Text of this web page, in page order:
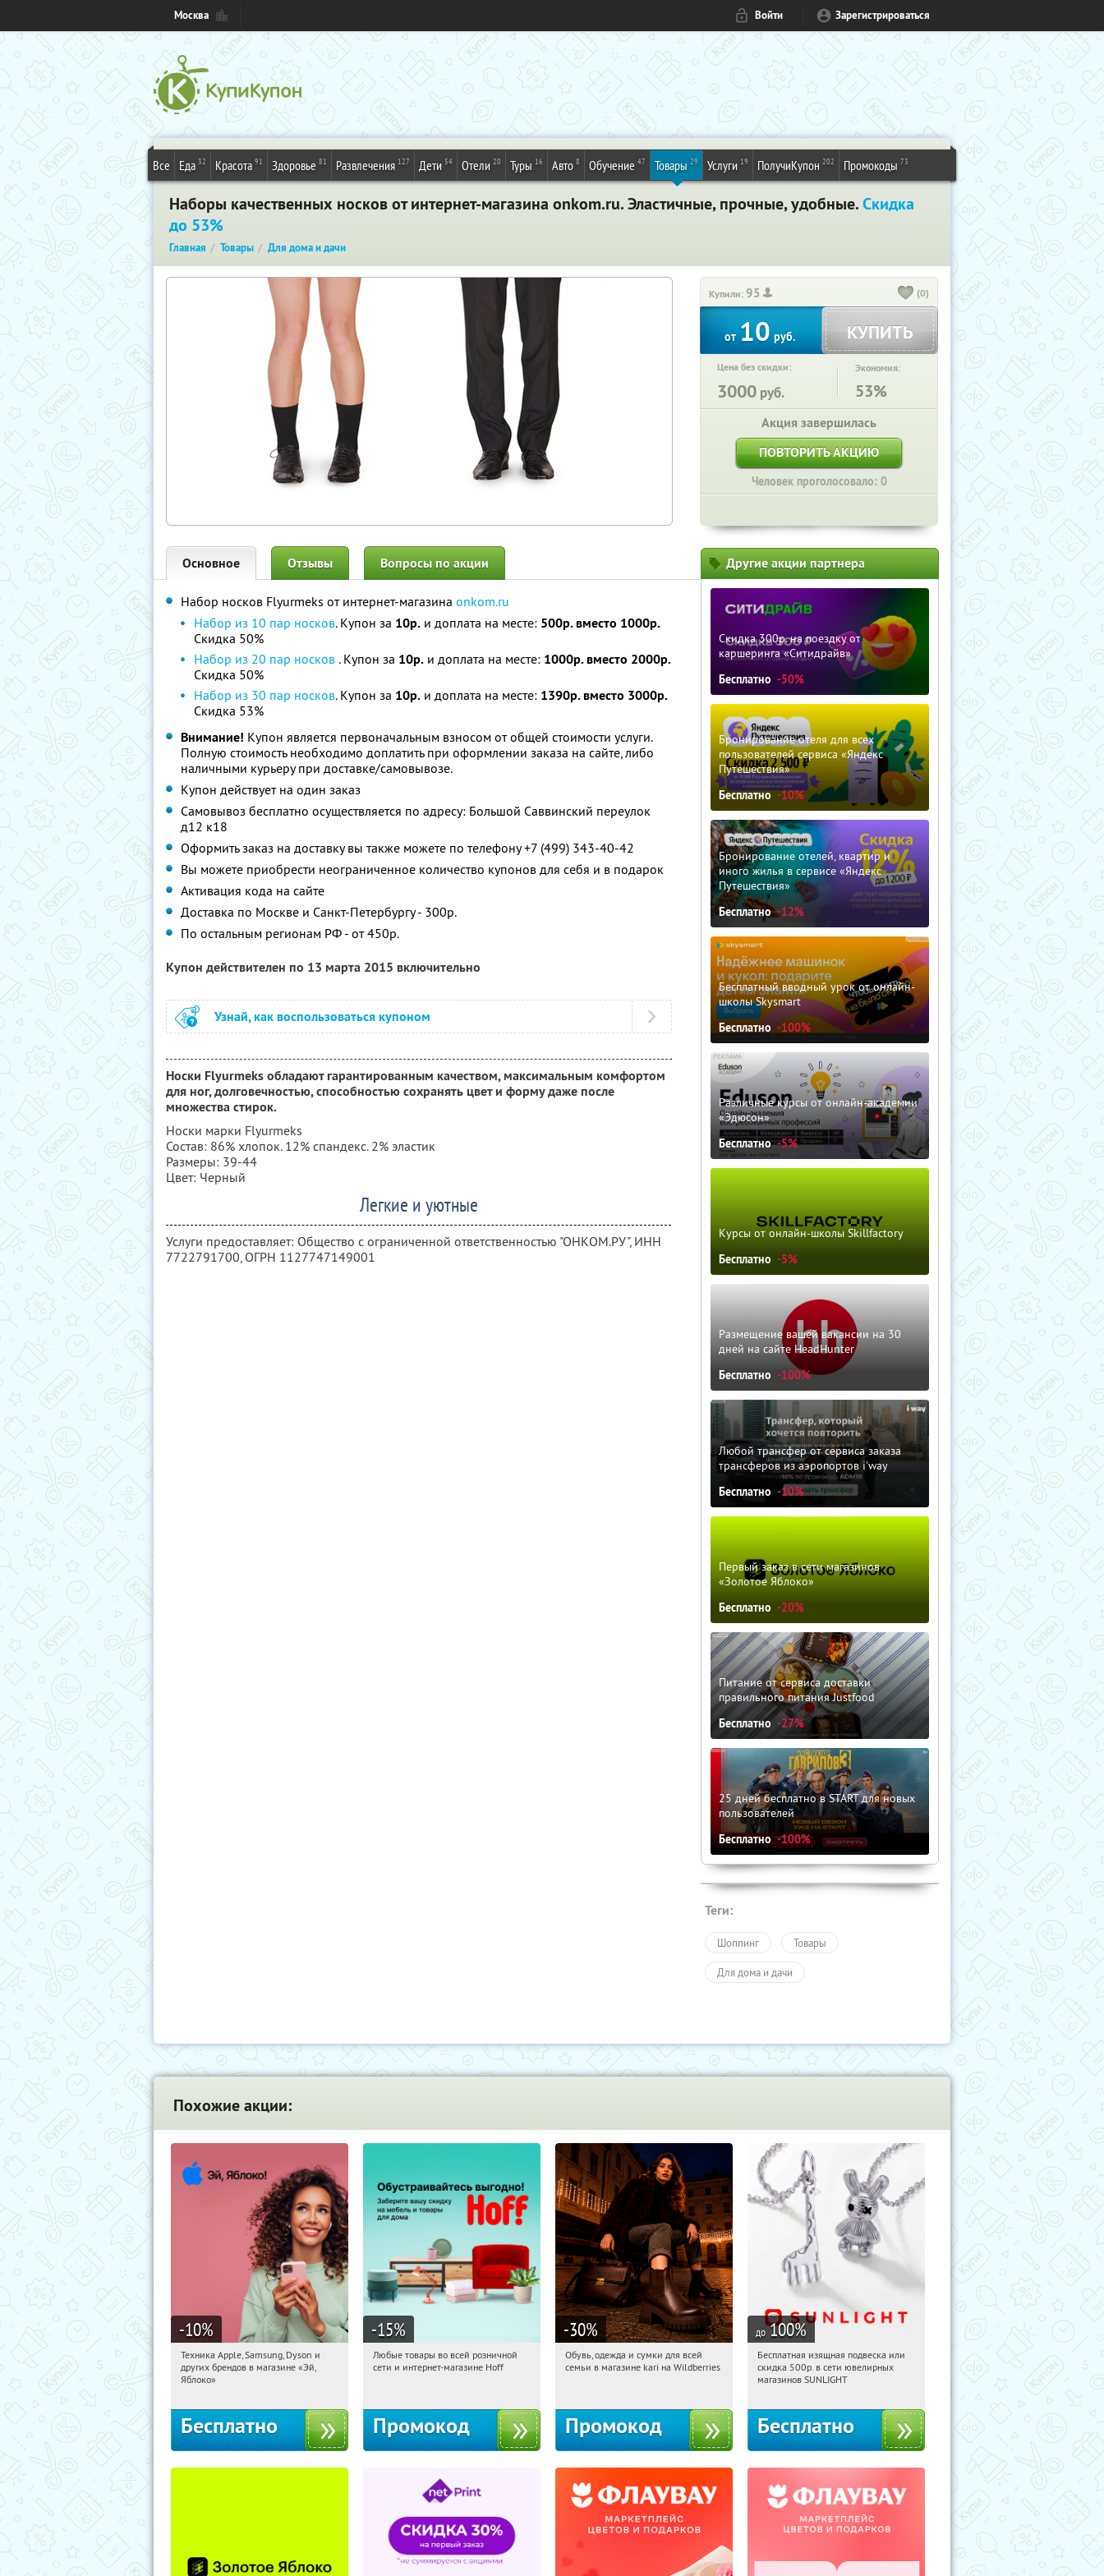
Москва Войти Зарегистрироваться
Все Еда 32 Красота 91 Здоровье 81 Развлечения 127 Дети 54 Отели 20 Туры 16 Авто 8 Обучение 47 Товары 29 Услуги 19 ПолучиКупон 202 Промокоды 73
Наборы качественных носков от интернет-магазина onkom.ru. Эластичные, прочные, удобные.Скидка
до 53%
Главная Товары Для дома и дачи
Купили:95 (0)
от 10руб. КУПИТЬ
Цена без скидки:
3000 руб.
Экономия:
53%
Акция завершилась
ПОВТОРИТЬ АКЦИЮ
Человек проголосовало: 0
Основное Отзывы Вопросы по акции
Набор носков Flyurmeks от интернет-магазина onkom.ru
Набор из 10 пар носков. Купон за 10р. и доплата на месте: 500р. вместо 1000р.
Скидка 50%
Набор из 20 пар носков . Купон за 10р. и доплата на месте: 1000р. вместо 2000р.
Скидка 50%
Набор из 30 пар носков. Купон за 10р. и доплата на месте: 1390р. вместо 3000р.
Скидка 53%
Внимание! Купон является первоначальным взносом от общей стоимости услуги.
Полную стоимость необходимо доплатить при оформлении заказа на сайте, либо
наличными курьеру при доставке/самовывозе.
Купон действует на один заказ
Самовывоз бесплатно осуществляется по адресу: Большой Саввинский переулок
д12 к18
Оформить заказ на доставку вы также можете по телефону +7 (499) 343-40-42
Вы можете приобрести неограниченное количество купонов для себя и в подарок
Активация кода на сайте
Доставка по Москве и Санкт-Петербургу - 300р.
По остальным регионам РФ - от 450р.
Купон действителен по 13 марта 2015 включительно
Узнай, как воспользоваться купоном
Носки Flyurmeks обладают гарантированным качеством, максимальным комфортом
для ног, долговечностью, способностью сохранять цвет и форму даже после
множества стирок.
Носки марки Flyurmeks
Состав: 86% хлопок. 12% спандекс. 2% эластик
Размеры: 39-44
Цвет: Черный
Легкие и уютные
Услуги предоставляет: Общество с ограниченной ответственностью "ОНКОМ.РУ", ИНН
7722791700, ОГРН 1127747149001
Другие акции партнера
Скидка 300р. на поездку от
каршеринга «Ситидрайв»
Бесплатно -50%
Бронирование отеля для всех
пользователей сервиса «Яндекс
Путешествия»
Бесплатно -10%
Бронирование отелей, квартир и
иного жилья в сервисе «Яндекс
Путешествия»
Бесплатно -12%
Бесплатный вводный урок от онлайн-
школы Skysmart
Бесплатно -100%
Различные курсы от онлайн-академии
«Эдюсон»
Бесплатно -5%
Курсы от онлайн-школы Skillfactory
Бесплатно -5%
Размещение вашей вакансии на 30
дней на сайте HeadHunter
Бесплатно -100%
Любой трансфер от сервиса заказа
трансферов из аэропортов i'way
Бесплатно -10%
Первый заказ в сети магазинов
«Золотое Яблоко»
Бесплатно -20%
Питание от сервиса доставки
правильного питания Justfood
Бесплатно -27%
25 дней бесплатно в START для новых
пользователей
Бесплатно -100%
Теги:
Шоппинг Товары
Для дома и дачи
Похожие акции:
-10%
16:34:12
Получи первым!
Багратионовская
Техника Apple, Samsung, Dyson и
других брендов в магазине «Эй,
Яблоко»
Бесплатно
-15%
16:34:12 Получили:
Любые товары во всей розничной
сети и интернет-магазине Hoff
Промокод
-30%
16:34:12 Получили:
Обувь, одежда и сумки для всей
семьи в магазине kari на Wildberries
Промокод
до 100%
16:34:12 Получили:
Россия
Бесплатная изящная подвеска или
скидка 500р. в сети ювелирных
магазинов SUNLIGHT
Бесплатно